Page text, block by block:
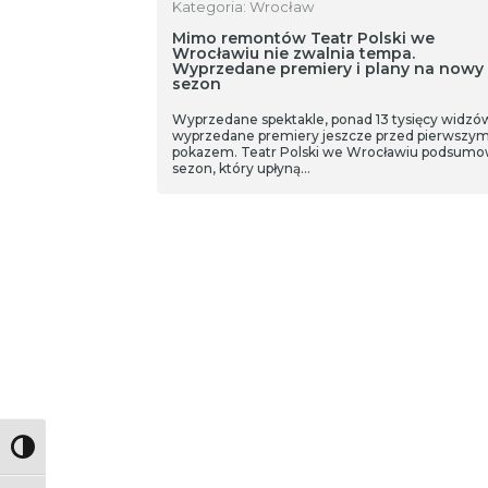
Toggle High Contrast
Kategoria: Wrocław
Mimo remontów Teatr Polski we
Wrocławiu nie zwalnia tempa.
Wyprzedane premiery i plany na nowy
sezon
Wyprzedane spektakle, ponad 13 tysięcy
wyprzedane premiery jeszcze przed pierwszym
pokazem. Teatr Polski we Wrocławiu
sezon, który upłyną…